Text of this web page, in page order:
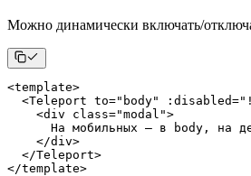
Можно динамически включать/
<template>
<Teleport to="body" : disabled=
<div class="modal">
      На мобильных — в body
,
</div>
</Teleport>
</template>